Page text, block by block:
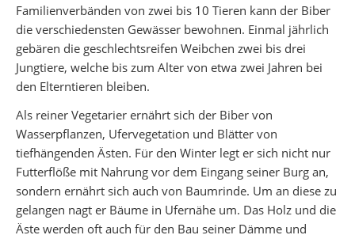
Familienverbänden von zwei bis 10 Tieren kann der Biber
die verschiedensten Gewässer bewohnen. Einmal jährlich
gebären die geschlechtsreifen Weibchen zwei bis drei
Jungtiere, welche bis zum Alter von etwa zwei Jahren bei
den Elterntieren bleiben.
Als reiner Vegetarier ernährt sich der Biber von
Wasserpflanzen, Ufervegetation und Blätter von
tiefhängenden Ästen. Für den Winter legt er sich nicht nur
Futterflöße mit Nahrung vor dem Eingang seiner Burg an,
sondern ernährt sich auch von Baumrinde. Um an diese zu
gelangen nagt er Bäume in Ufernähe um. Das Holz und die
Äste werden oft auch für den Bau seiner Dämme und